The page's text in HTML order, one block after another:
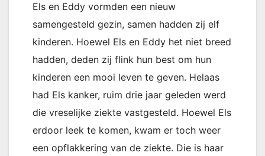
Els en Eddy vormden een nieuw
samengesteld gezin, samen hadden zij elf
kinderen. Hoewel Els en Eddy het niet breed
hadden, deden zij flink hun best om hun
kinderen een mooi leven te geven. Helaas
had Els kanker, ruim drie jaar geleden werd
die vreselijke ziekte vastgesteld. Hoewel Els
erdoor leek te komen, kwam er toch weer
een opflakkering van de ziekte. Die is haar